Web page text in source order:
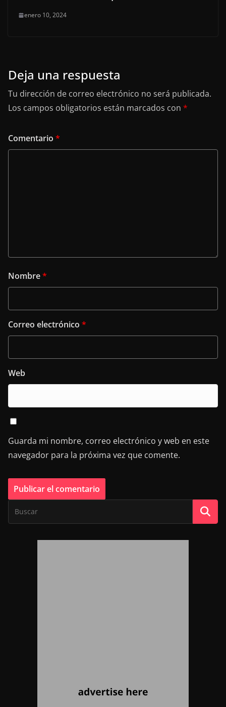
enero 10, 2024
Deja una respuesta
Tu dirección de correo electrónico no será publicada.
Los campos obligatorios están marcados con *
Comentario *
Nombre*
Correo electrónico *
Web
Guarda mi nombre, correo electrónico y web en este
navegador para la próxima vez que comente.